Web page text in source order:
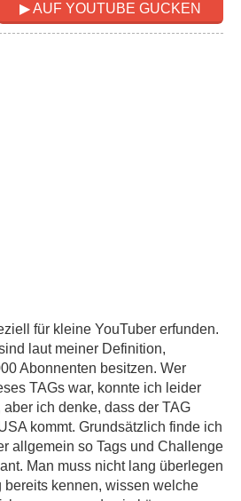
▶ AUF YOUTUBE GUCKEN
für kleine YouTuber erfunden.
laut meiner Definition,
Abonnenten besitzen. Wer
TAGs war, konnte ich leider
ich denke, dass der TAG
kommt. Grundsätzlich finde ich
allgemein so Tags und Challenge
Man muss nicht lang überlegen
bereits kennen, wissen welche